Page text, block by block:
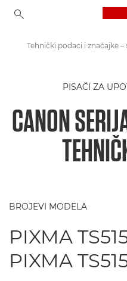
Pisači tvrtke Canon
PISAČI ZA
CANON
BROJEVI MODELA
PIXMA
PIXMA